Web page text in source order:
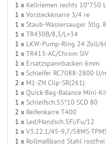
1 x Keilriemen rechts 10*750
1 x Vorsteckknarre 3/4 re
1 x Staub-Wassersauger 3tlg.
1 x TR430B/8,3/L=34
1 x LKW-Pump-Ring 24 Zoll/
1 x TR413-AC/Chrom SIV
1 x Ersatzspannbacken 6mm
1 x Schleifer RC7088-2800 U/
2 x M1-ZN Clip-SR(261)
1 x Quick-Bag-Balance Mini-
1 x Schleifsch.55*10 SCD 80
2 x Reifenkarre T400
1 x Led/Handsch.5Fi/Fu/12
1 x V3.22.1/45-9,7/58MS-
1 x Rollmaßband Stahl